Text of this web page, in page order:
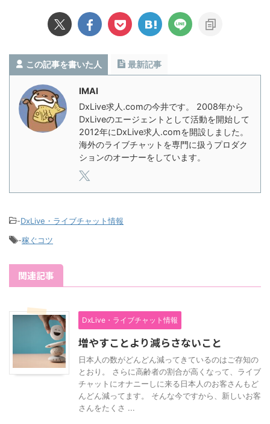
この記事を書いた人 最新記事
IMAI
DxLive求人.comの今井です。 2008年から
DxLiveのエージェントとして活動を開始して
2012年にDxLive求人.comを開設しました。
海外のライブチャットを専門に扱うプロダク
ションのオーナーをしています。
-DxLive・ライブチャット情報
-稼ぐコツ
関連記事
DxLive・ライブチャット情報
増やすことより減らさないこと
日本人の数がどんどん減ってきているのはご存知の
とおり。 さらに高齢者の割合が高くなって、ライブ
チャットにオナニーしに来る日本人のお客さんもど
んどん減ってます。 そんな今ですから、新しいお客
さんをたくさ ...